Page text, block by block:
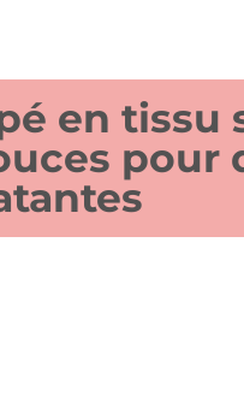
en tissu
pour